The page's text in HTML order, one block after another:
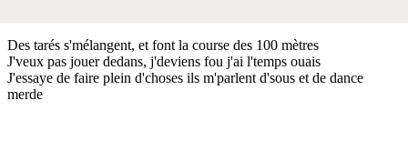
Des tarés s'mélangent, et font la course des 100 mètres
J'veux pas jouer dedans, j'deviens fou j'ai l'temps ouais
J'essaye de faire plein d'choses ils m'parlent d'sous et de dance
merde